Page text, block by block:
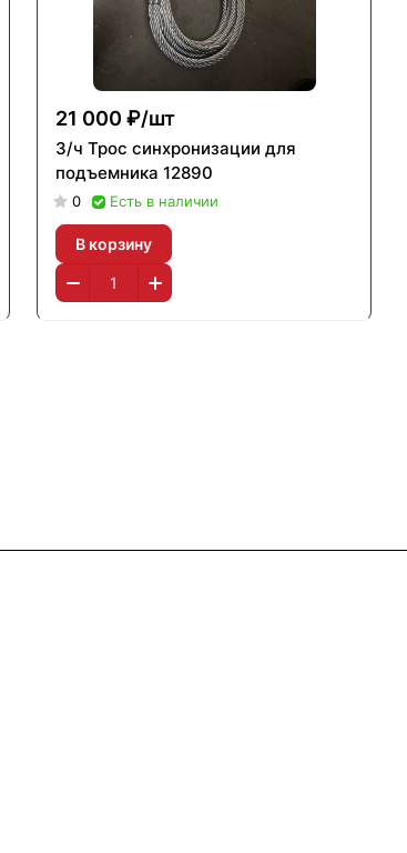
21 000 ₽/шт
З/ч Трос синхронизации для
подъемника 12890
0 Есть в наличии
В корзину